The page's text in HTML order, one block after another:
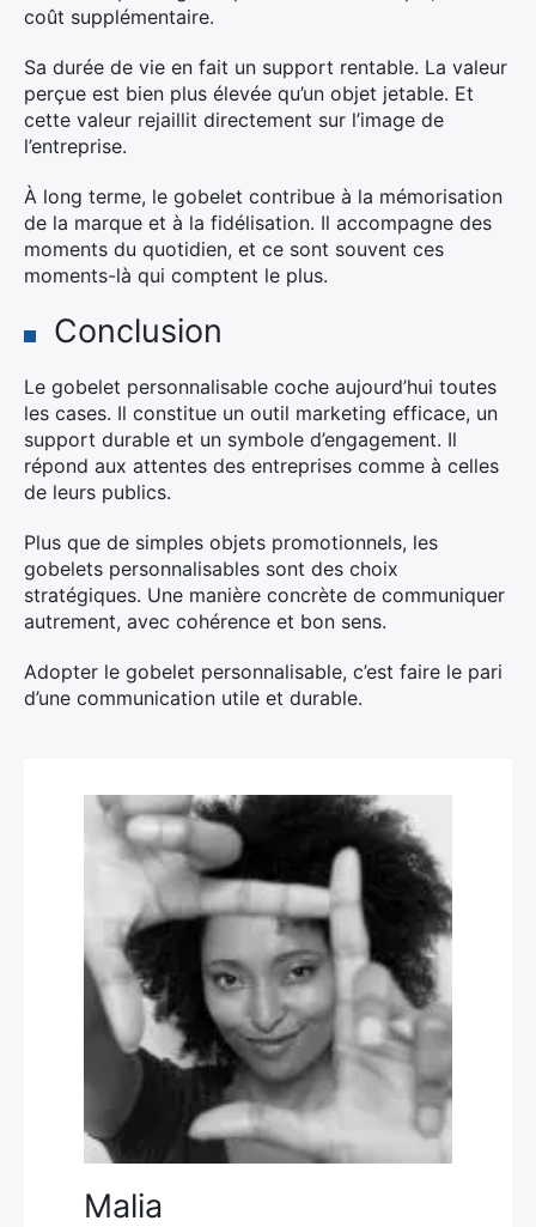
coût supplémentaire.
Sa durée de vie en fait un support rentable. La valeur
perçue est bien plus élevée qu’un objet jetable. Et
cette valeur rejaillit directement sur l’image de
l’entreprise.
À long terme, le gobelet contribue à la mémorisation
de la marque et à la fidélisation. Il accompagne des
moments du quotidien, et ce sont souvent ces
moments-là qui comptent le plus.
Conclusion
Le gobelet personnalisable coche aujourd’hui toutes
les cases. Il constitue un outil marketing efficace, un
support durable et un symbole d’engagement. Il
répond aux attentes des entreprises comme à celles
de leurs publics.
Plus que de simples objets promotionnels, les
gobelets personnalisables sont des choix
stratégiques. Une manière concrète de communiquer
autrement, avec cohérence et bon sens.
Adopter le gobelet personnalisable, c’est faire le pari
d’une communication utile et durable.
Malia